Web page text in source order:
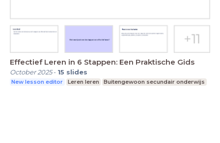
Effectief Leren in 6 Stappen: Een Praktische Gids
October 2025- 15 slides
New lesson editor Leren leren Buitengewoon secundair onderwijs